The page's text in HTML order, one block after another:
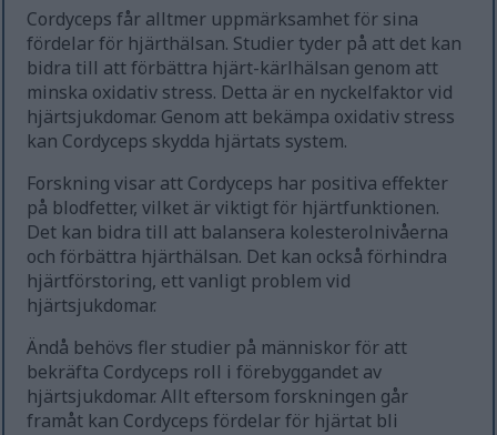
Cordyceps får alltmer uppmärksamhet för sina
fördelar för hjärthälsan. Studier tyder på att det kan
bidra till att förbättra hjärt-kärlhälsan genom att
minska oxidativ stress. Detta är en nyckelfaktor vid
hjärtsjukdomar. Genom att bekämpa oxidativ stress
kan Cordyceps skydda hjärtats system.
Forskning visar att Cordyceps har positiva effekter
på blodfetter, vilket är viktigt för hjärtfunktionen.
Det kan bidra till att balansera kolesterolnivåerna
och förbättra hjärthälsan. Det kan också förhindra
hjärtförstoring, ett vanligt problem vid
hjärtsjukdomar.
Ändå behövs fler studier på människor för att
bekräfta Cordyceps roll i förebyggandet av
hjärtsjukdomar. Allt eftersom forskningen går
framåt kan Cordyceps fördelar för hjärtat bli